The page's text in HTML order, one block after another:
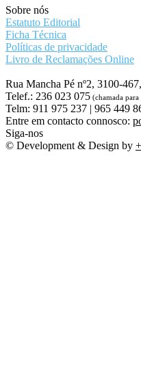
Sobre nós
Estatuto Editorial
Ficha Técnica
Políticas de privacidade
Livro de Reclamações Online
Rua Mancha Pé nº2, 3100-
Telef.: 236 023 075 (chamada
Telm: 911 975 237 | 965 449
Entre em contacto connosco:
Siga-nos
© Development & Design by